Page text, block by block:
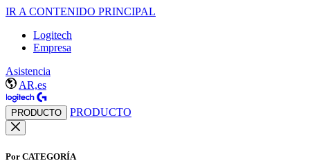
IR A CONTENIDO PRINCIPAL
Logitech
Empresa
Asistencia
AR,es
PRODUCTO PRODUCTO
Por CATEGORÍA